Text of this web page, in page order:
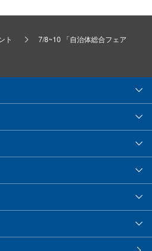
ト
7/8~10 「自治体総合フェア